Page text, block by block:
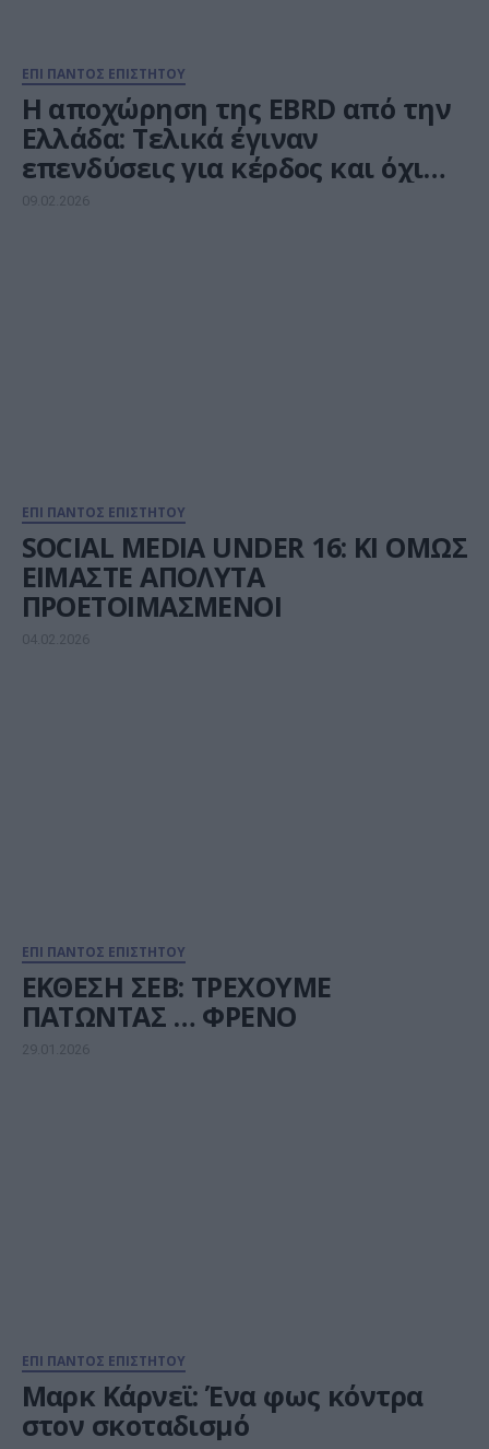
ΕΠΙ ΠΑΝΤΟΣ ΕΠΙΣΤΗΤΟΥ
Η αποχώρηση της EBRD από την
Ελλάδα: Τελικά έγιναν
επενδύσεις για κέρδος και όχι
για ανάπτυξη
09.02.2026
ΕΠΙ ΠΑΝΤΟΣ ΕΠΙΣΤΗΤΟΥ
SOCIAL MEDIA UNDER 16: ΚΙ ΟΜΩΣ
ΕΙΜΑΣΤΕ ΑΠΟΛΥΤΑ
ΠΡΟΕΤΟΙΜΑΣΜΕΝΟΙ
04.02.2026
ΕΠΙ ΠΑΝΤΟΣ ΕΠΙΣΤΗΤΟΥ
ΕΚΘΕΣΗ ΣΕΒ: ΤΡΕΧΟΥΜΕ
ΠΑΤΩΝΤΑΣ … ΦΡΕΝΟ
29.01.2026
ΕΠΙ ΠΑΝΤΟΣ ΕΠΙΣΤΗΤΟΥ
Μαρκ Κάρνεϊ: Ένα φως κόντρα
στον σκοταδισμό